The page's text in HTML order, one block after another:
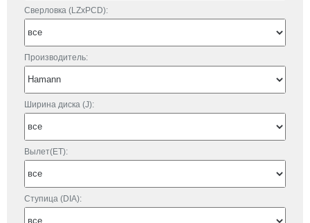
Сверловка (LZxPCD):
Производитель:
Ширина диска (J):
Вылет(ET):
Ступица (DIA):